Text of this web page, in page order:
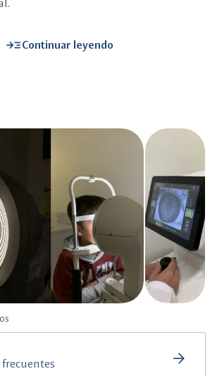
read_moreContinuar leyendo
arrow_forward